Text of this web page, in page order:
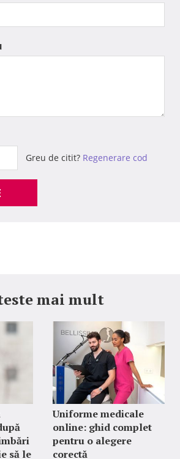
Greu de citit? Regenerare cod
mai mult
să le
Uniforme medicale
online: ghid complet
pentru o alegere
corectă